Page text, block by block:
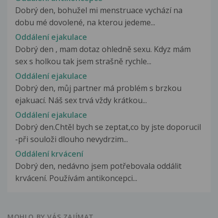
Dobrý den, bohužel mi menstruace vychází na
dobu mé dovolené, na kterou jedeme...
Oddálení ejakulace
Dobrý den , mam dotaz ohledně sexu. Kdyz mám
sex s holkou tak jsem strašně rychle...
Oddálení ejakulace
Dobrý den, můj partner má problém s brzkou
ejakuací. Náš sex trvá vždy krátkou...
Oddálení ejakulace
Dobrý den.Chtěl bych se zeptat,co by jste doporucil
-při souloži dlouho nevydrzim...
Oddálení krvácení
Dobrý den, nedávno jsem potřebovala oddálit
krvácení. Používám antikoncepci...